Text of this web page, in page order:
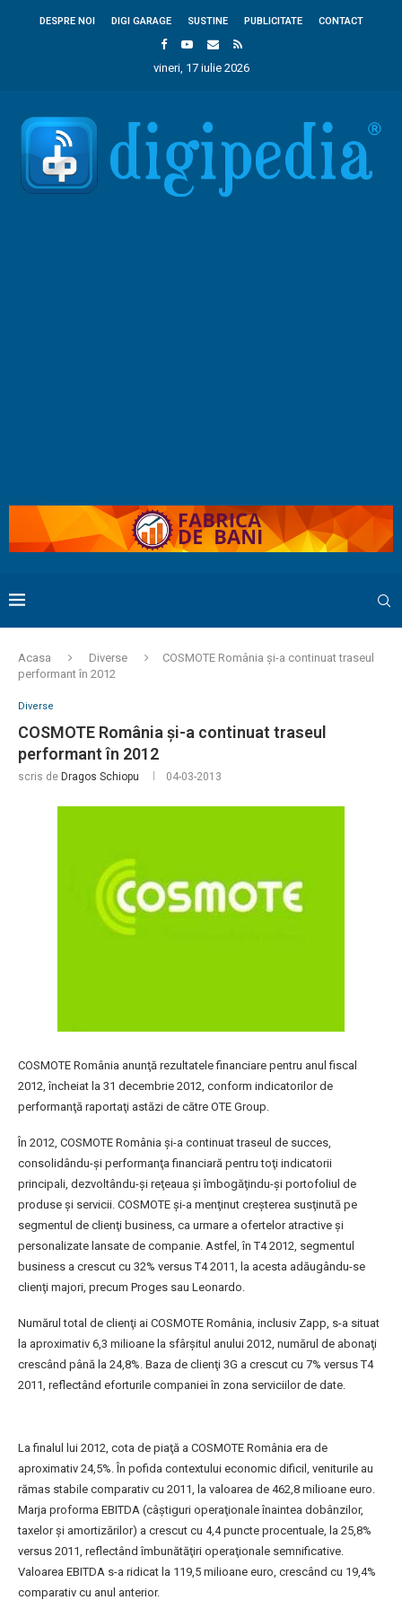
DESPRE NOI DIGI GARAGE SUSTINE PUBLICITATE CONTACT
vineri, 17 iulie 2026
Acasa Diverse
COSMOTE România şi-a continuat traseul
performant în 2012
Diverse
COSMOTE România şi-a continuat traseul
performant în 2012
scris de Dragos Schiopu 04-03-2013
COSMOTE România anunţă rezultatele financiare pentru anul fiscal
2012, încheiat la 31 decembrie 2012, conform indicatorilor de
performanţă raportaţi astăzi de către OTE Group.
În 2012, COSMOTE România şi-a continuat traseul de succes,
consolidându-şi performanţa financiară pentru toţi indicatorii
principali, dezvoltându-şi reţeaua şi îmbogăţindu-şi portofoliul de
produse şi servicii. COSMOTE şi-a menţinut creşterea susţinută pe
segmentul de clienţi business, ca urmare a ofertelor atractive şi
personalizate lansate de companie. Astfel, în T4 2012, segmentul
business a crescut cu 32% versus T4 2011, la acesta adăugându-se
clienţi majori, precum Proges sau Leonardo.
Numărul total de clienţi ai COSMOTE România, inclusiv Zapp, s-a situat
la aproximativ 6,3 milioane la sfârşitul anului 2012, numărul de abonaţi
crescând până la 24,8%. Baza de clienţi 3G a crescut cu 7% versus T4
2011, reflectând eforturile companiei în zona serviciilor de date.
La finalul lui 2012, cota de piaţă a COSMOTE România era de
aproximativ 24,5%. În pofida contextului economic dificil, veniturile au
rămas stabile comparativ cu 2011, la valoarea de 462,8 milioane euro.
Marja proforma EBITDA (câştiguri operaţionale înaintea dobânzilor,
taxelor şi amortizărilor) a crescut cu 4,4 puncte procentuale, la 25,8%
versus 2011, reflectând îmbunătăţiri operaţionale semnificative.
Valoarea EBITDA s-a ridicat la 119,5 milioane euro, crescând cu 19,4%
comparativ cu anul anterior.